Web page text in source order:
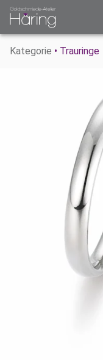
Kategorie • Trauringe